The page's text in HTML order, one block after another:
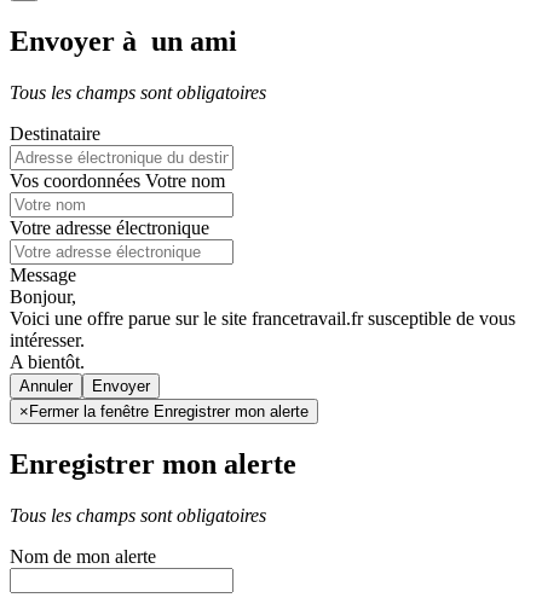
Envoyer à un ami
Tous les champs sont obligatoires
Destinataire
Vos coordonnées Votre nom
Votre adresse électronique
Message
Bonjour,
Voici une offre parue sur le site francetravail.fr susceptible de vous
intéresser.
A bientôt.
Annuler
× Fermer la fenêtre Enregistrer mon alerte
Enregistrer mon alerte
Tous les champs sont obligatoires
Nom de mon alerte